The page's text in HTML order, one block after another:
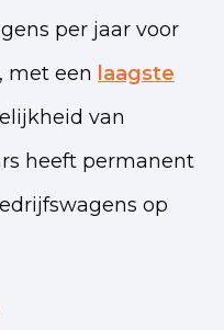
per jaar voor
met een laagste
van
heeft permanent
op